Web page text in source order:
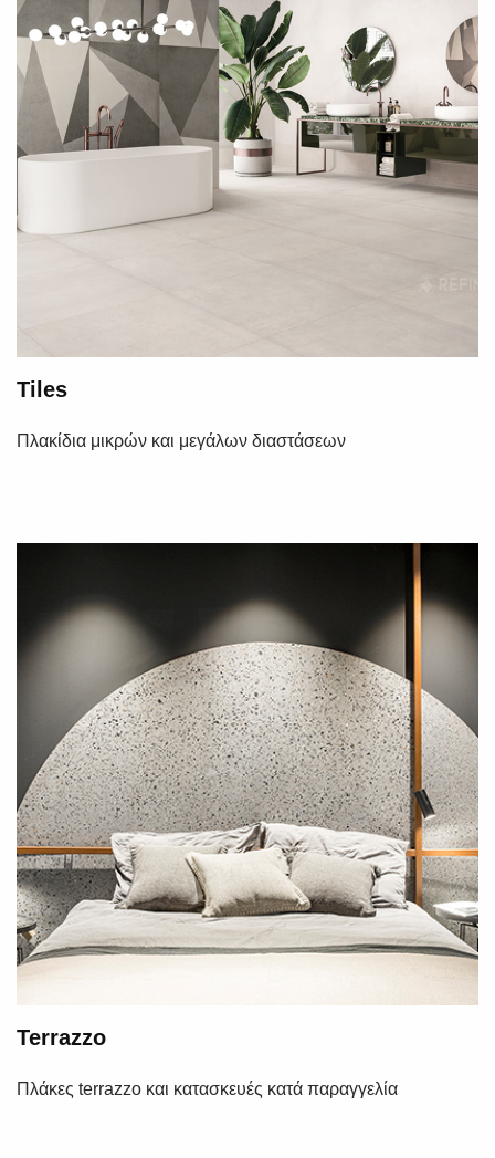
Tiles
Πλακίδια μικρών και μεγάλων διαστάσεων
Terrazzo
Πλάκες terrazzo και κατασκευές κατά παραγγελία